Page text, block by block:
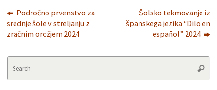
Področno prvenstvo za
srednje šole v streljanju z
zračnim orožjem 2024
Šolsko tekmovanje iz
španskega jezika “Dilo en
español” 2024